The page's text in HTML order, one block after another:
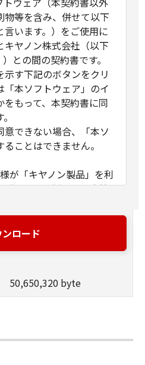
物等を含み、併せて以下
言います。）をご使用に
ヤノン株式会社（以下
との間の契約書です。
す下記のボタンをクリ
「本ソフトウェア」のイ
もって、本契約書に同
できない場合、「本ソ
ことはできません。
が「キヤノン製品」を利
キヤノン製品」に直接
指定機器」と言いま
フトウェア」を使用
と、もしくは実行する
に対して許諾します。
器」にネットワークを
ューター上で、かかる
ロード
50,650,320 byte